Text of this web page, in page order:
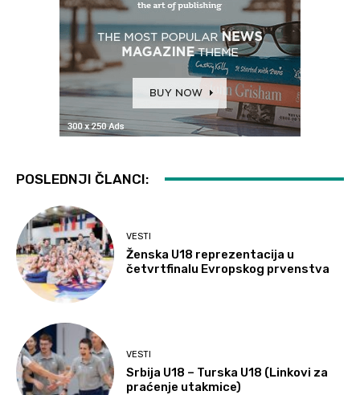
POSLEDNJI ČLANCI:
VESTI
Ženska U18 reprezentacija u
četvrtfinalu Evropskog prvenstva
VESTI
Srbija U18 – Turska U18 (Linkovi za
praćenje utakmice)